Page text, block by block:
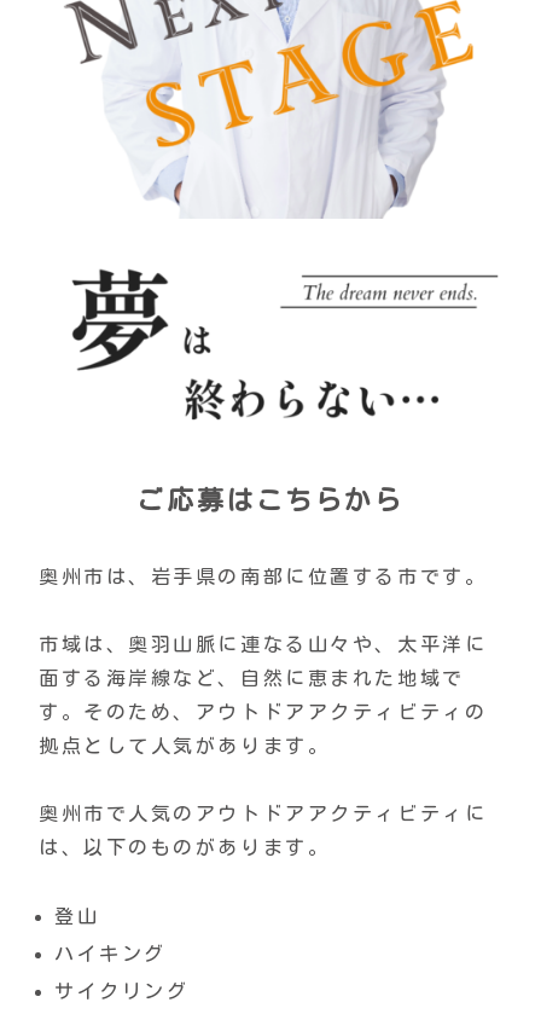
ご応募はこちらから
奥州市は、岩手県の南部に位置する市です。
市域は、奥羽山脈に連なる山々や、太平洋に
面する海岸線など、自然に恵まれた地域で
す。そのため、アウトドアアクティビティの
拠点として人気があります。
奥州市で人気のアウトドアアクティビティに
は、以下のものがあります。
登山
ハイキング
サイクリング